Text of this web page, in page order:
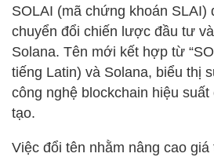
SOLAI (mã chứng khoán SLAI)
chuyển đổi chiến lược đầu tư
Solana. Tên mới kết hợp từ
tiếng Latin) và Solana, biểu thị
công nghệ blockchain hiệu
tạo.
Việc đổi tên nhằm nâng cao